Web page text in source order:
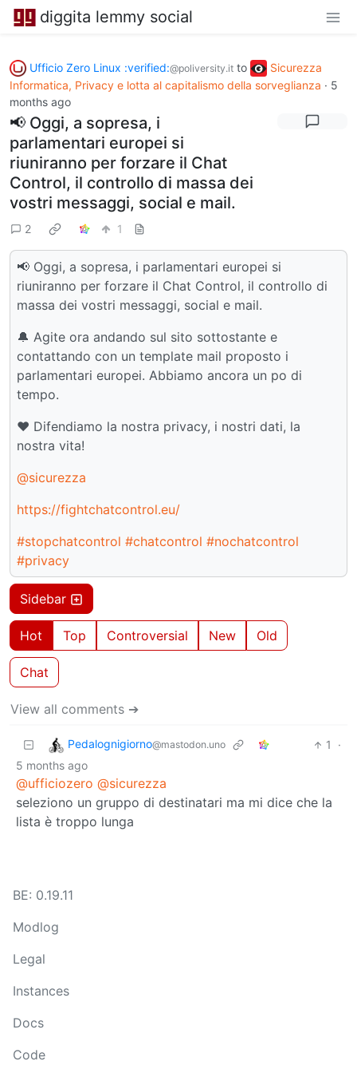
diggita lemmy social
Ufficio Zero Linux :verified:@poliversity.it to
Sicurezza
Informatica, Privacy e lotta al capitalismo della sorveglianza · 5
months ago
📢 Oggi, a sopresa, i
parlamentari europei si
riuniranno per forzare il Chat
Control, il controllo di massa dei
vostri messaggi, social e mail.
2 1
📢 Oggi, a sopresa, i parlamentari europei si
riuniranno per forzare il Chat Control, il controllo di
massa dei vostri messaggi, social e mail.
🔔 Agite ora andando sul sito sottostante e
contattando con un template mail proposto i
parlamentari europei. Abbiamo ancora un po di
tempo.
❤️ Difendiamo la nostra privacy, i nostri dati, la
nostra vita!
@sicurezza
https://fightchatcontrol.eu/
#stopchatcontrol #chatcontrol #nochatcontrol
#privacy
Sidebar
Hot Top Controversial New Old
Chat
View all comments ➔
Pedalognigiorno@mastodon.uno 1
·
5 months ago
@ufficiozero @sicurezza
seleziono un gruppo di destinatari ma mi dice che la
lista è troppo lunga
BE: 0.19.11
Modlog
Legal
Instances
Docs
Code